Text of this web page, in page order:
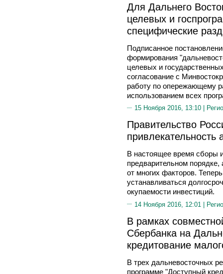
Для Дальнего
целевых и
специфические
Подписанное
формирования
целевых и
согласование с
работу по опережающему
использованием всех
15 Ноября 2016, 13:10 |
Правительство
привлекательность
В настоящее время сборы
предварительном порядке,
от многих факторов.
устанавливаться
окупаемости инвестиций.
14 Ноября 2016, 12:01 |
В рамках
Сбербанка на
кредитование
В трех дальневосточных
программе "Доступный